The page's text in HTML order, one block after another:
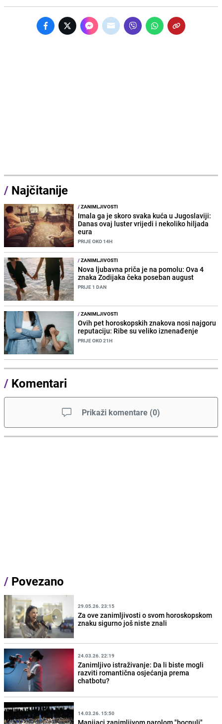
/ Najčitanije
/ZANIMLJIVOSTI
Imala ga je skoro svaka kuća u Jugoslaviji:
Danas ovaj luster vrijedi i nekoliko hiljada
eura
PRIJE OKO 14H
/ZANIMLJIVOSTI
Nova ljubavna priča je na pomolu: Ova 4
znaka Zodijaka čeka poseban august
PRIJE 1 DAN
/ZANIMLJIVOSTI
Ovih pet horoskopskih znakova nosi najgoru
reputaciju: Ribe su veliko iznenađenje
PRIJE OKO 21H
/ Komentari
Prikaži komentare (0)
/ Povezano
29.05.26. 23:15
Za ove zanimljivosti o svom horoskopskom
znaku sigurno još niste znali
24.03.26. 22:19
Zanimljivo istraživanje: Da li biste mogli
razviti romantična osjećanja prema
chatbotu?
14.03.26. 15:50